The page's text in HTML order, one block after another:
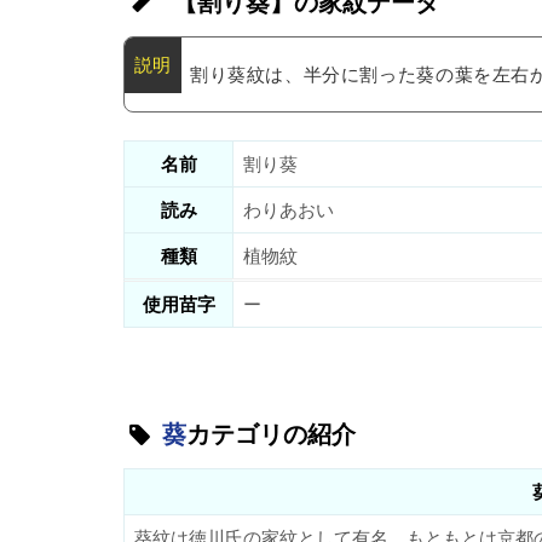
割り葵紋は、半分に割った葵の葉を左右
名前
割り葵
読み
わりあおい
種類
植物紋
使用苗字
ー
葵カテゴリの紹介